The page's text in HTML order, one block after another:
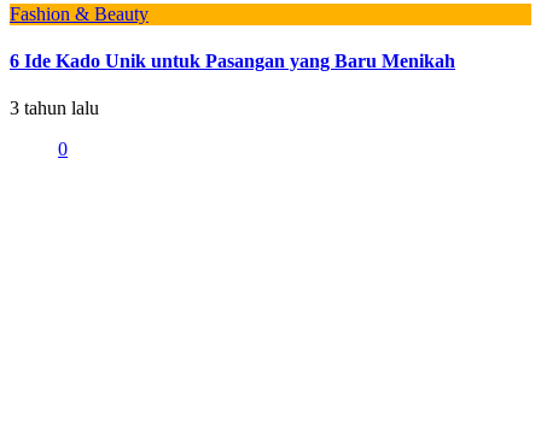
Fashion & Beauty
6 Ide Kado Unik untuk Pasangan yang Baru Menikah
3 tahun lalu
0